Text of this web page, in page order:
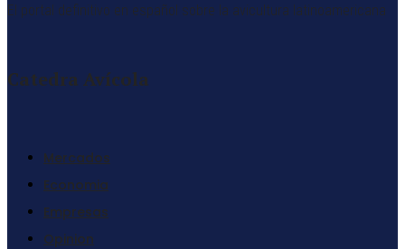
El portal definitivo en español sobre la avicultura latinoamericana
Catedra Avícola
Mercados
Economia
Empresas
Opinion